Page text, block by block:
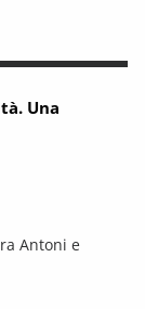
di studio
Una
Antoni e